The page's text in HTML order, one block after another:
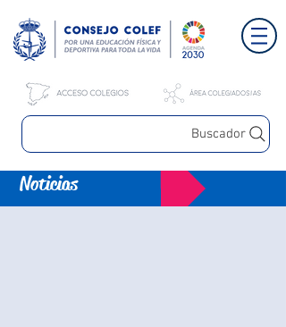
Buscador
Noticias